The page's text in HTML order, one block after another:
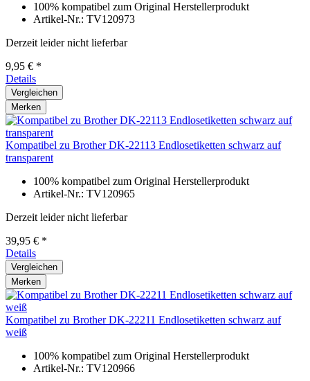
100% kompatibel zum Original Herstellerprodukt
Artikel-Nr.: TV120973
Derzeit leider nicht lieferbar
9,95 € *
Details
Vergleichen
Merken
Kompatibel zu Brother DK-22113 Endlosetiketten schwarz auf
transparent
100% kompatibel zum Original Herstellerprodukt
Artikel-Nr.: TV120965
Derzeit leider nicht lieferbar
39,95 € *
Details
Vergleichen
Merken
Kompatibel zu Brother DK-22211 Endlosetiketten schwarz auf
weiß
100% kompatibel zum Original Herstellerprodukt
Artikel-Nr.: TV120966